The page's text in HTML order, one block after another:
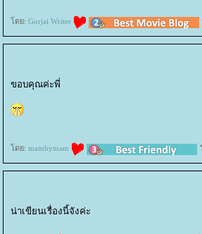
ดย: Gorjai Writer
ขอบคุณค่ะพี่
ดย: mambymam
น่าเขียนเรื่องนี้จังค่ะ